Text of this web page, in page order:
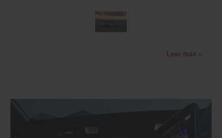
Leer más »